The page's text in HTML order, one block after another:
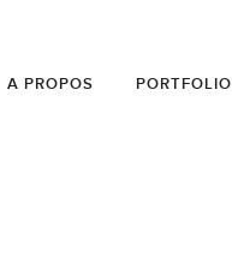
A PROPOS PORTFOLIO